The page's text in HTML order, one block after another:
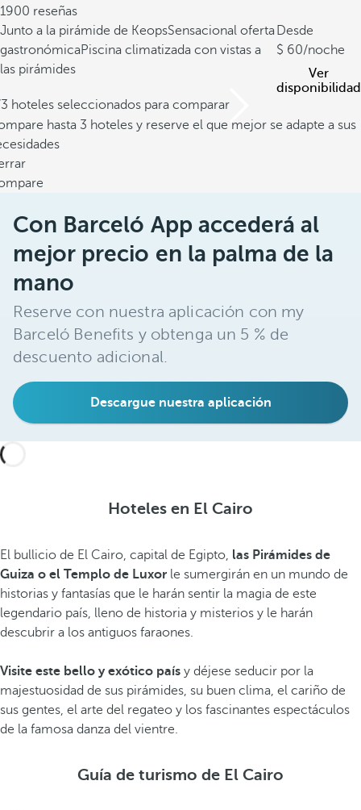
1900 reseñas
Junto a la pirámide de KeopsSensacional oferta
gastronómicaPiscina climatizada con vistas a
las pirámides
Desde
60/noche
Ver
disponibilidad
hoteles seleccionados para comparar
hasta 3 hoteles y reserve el que mejor se adapte a sus
Con Barceló App accederá al
mejor precio en la palma de la
mano
Reserve con nuestra aplicación con my
Barceló Benefits y obtenga un 5 % de
descuento adicional.
Descargue nuestra aplicación
Hoteles en El Cairo
El bullicio de El Cairo, capital de Egipto, las Pirámides de
Guiza o el Templo de Luxor le sumergirán en un mundo de
historias y fantasías que le harán sentir la magia de este
legendario país, lleno de historia y misterios y le harán
descubrir a los antiguos faraones.
Visite este bello y exótico país y déjese seducir por la
majestuosidad de sus pirámides, su buen clima, el cariño de
sus gentes, el arte del regateo y los fascinantes espectáculos
de la famosa danza del vientre.
Guía de turismo de El Cairo